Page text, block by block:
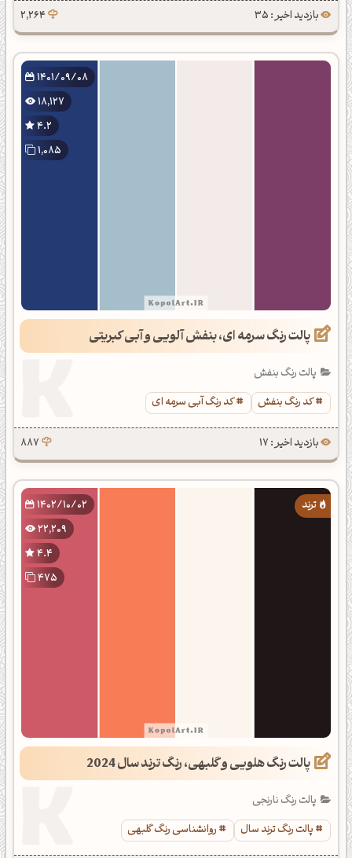
بازدید اخیر : 35 2,264
1401/09/08
18,127
4.2
1,085
پالت رنگ سرمه ای، بنفش آلویی و آبی کبریتی
پالت رنگ بنفش
کد رنگ بنفش
کد رنگ آبی سرمه ای
بازدید اخیر : 17 887
1402/10/02
22,209
4.4
475
پالت رنگ هلویی و گلبهی، رنگ ترند سال 2024
پالت رنگ نارنجی
پالت رنگ ترند سال
روانشناسی رنگ گلبهی